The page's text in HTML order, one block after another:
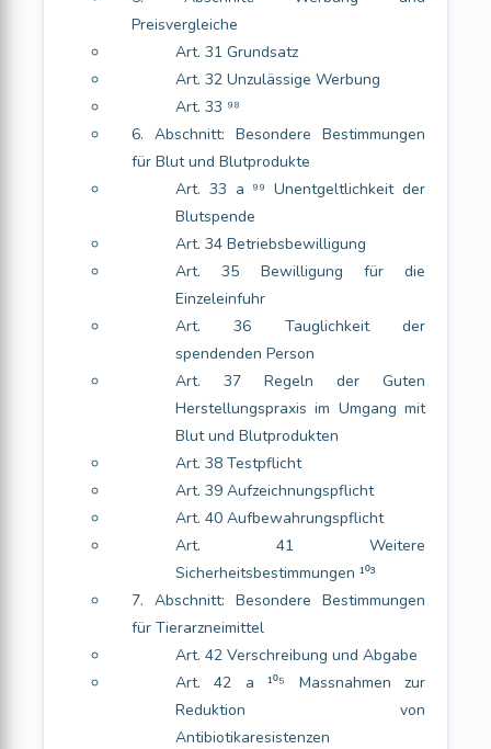
Preisvergleiche
Art. 31 Grundsatz
Art. 32 Unzulässige Werbung
Art. 33 ⁹⁸
6. Abschnitt: Besondere Bestimmungen
für Blut und Blutprodukte
Art. 33 a ⁹⁹ Unentgeltlichkeit der
Blutspende
Art. 34 Betriebsbewilligung
Art. 35 Bewilligung für die
Einzeleinfuhr
Art. 36 Tauglichkeit der
spendenden Person
Art. 37 Regeln der Guten
Herstellungspraxis im Umgang mit
Blut und Blutprodukten
Art. 38 Testpflicht
Art. 39 Aufzeichnungspflicht
Art. 40 Aufbewahrungspflicht
Art. 41 Weitere
Sicherheitsbestimmungen ¹⁰³
7. Abschnitt: Besondere Bestimmungen
für Tierarzneimittel
Art. 42 Verschreibung und Abgabe
Art. 42 a ¹⁰⁵ Massnahmen zur
Reduktion von
Antibiotikaresistenzen